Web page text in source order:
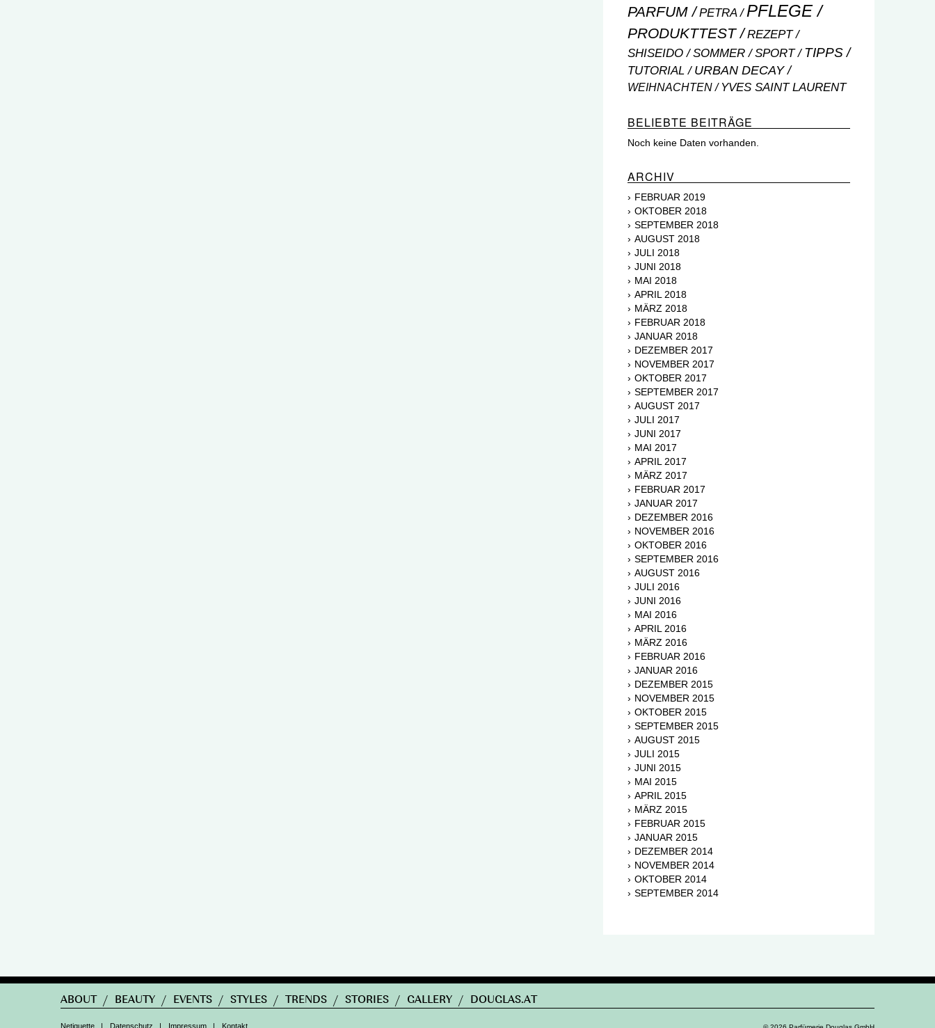
PARFUM PETRA PFLEGE
PRODUKTTEST REZEPT
SHISEIDO SOMMER SPORT TIPPS
TUTORIAL URBAN DECAY
WEIHNACHTEN YVES SAINT LAURENT
BELIEBTE BEITRÄGE
Noch keine Daten vorhanden.
ARCHIV
FEBRUAR 2019
OKTOBER 2018
SEPTEMBER 2018
AUGUST 2018
JULI 2018
JUNI 2018
MAI 2018
APRIL 2018
MÄRZ 2018
FEBRUAR 2018
JANUAR 2018
DEZEMBER 2017
NOVEMBER 2017
OKTOBER 2017
SEPTEMBER 2017
AUGUST 2017
JULI 2017
JUNI 2017
MAI 2017
APRIL 2017
MÄRZ 2017
FEBRUAR 2017
JANUAR 2017
DEZEMBER 2016
NOVEMBER 2016
OKTOBER 2016
SEPTEMBER 2016
AUGUST 2016
JULI 2016
JUNI 2016
MAI 2016
APRIL 2016
MÄRZ 2016
FEBRUAR 2016
JANUAR 2016
DEZEMBER 2015
NOVEMBER 2015
OKTOBER 2015
SEPTEMBER 2015
AUGUST 2015
JULI 2015
JUNI 2015
MAI 2015
APRIL 2015
MÄRZ 2015
FEBRUAR 2015
JANUAR 2015
DEZEMBER 2014
NOVEMBER 2014
OKTOBER 2014
SEPTEMBER 2014
ABOUT / BEAUTY / EVENTS / STYLES / TRENDS / STORIES / GALLERY / DOUGLAS.AT
Netiquette | Datenschutz | Impressum | Kontakt